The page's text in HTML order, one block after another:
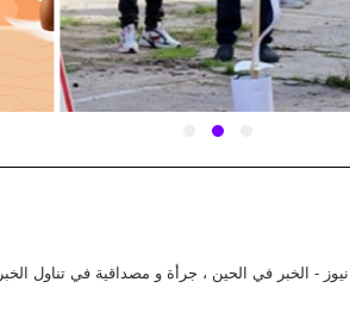
- الخبر في الحين ، جرأة و مصداقية في تناول الخبر